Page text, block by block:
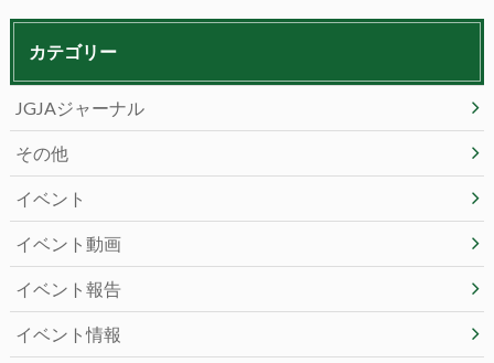
カテゴリー
JGJAジャーナル
その他
イベント
イベント動画
イベント報告
イベント情報